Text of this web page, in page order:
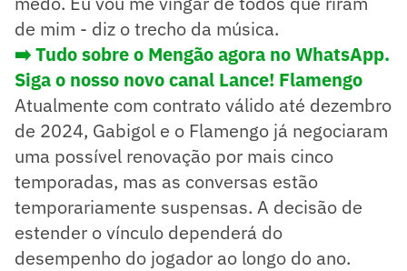
de mim - diz o trecho da música.
➡️ Tudo sobre o Mengão agora no WhatsApp.
Siga o nosso novo canal Lance! Flamengo
Atualmente com contrato válido até dezembro
de 2024, Gabigol e o Flamengo já negociaram
uma possível renovação por mais cinco
temporadas, mas as conversas estão
temporariamente suspensas. A decisão de
estender o vínculo dependerá do
desempenho do jogador ao longo do ano.